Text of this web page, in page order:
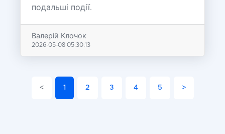
подальші події.
Валерій Клочок
2026-05-08 05:30:13
< 1 2 3 4 5 >